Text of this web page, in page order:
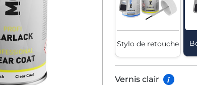
Stylo de retouche
Vernis clair i